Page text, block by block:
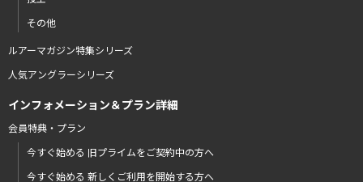
その他
ルアーマガジン特集シリーズ
人気アングラーシリーズ
インフォメーション＆プラン詳細
会員特典・プラン
今すぐ始める 旧プライムをご契約中の方へ
今すぐ始める 新しくご利用を開始する方へ